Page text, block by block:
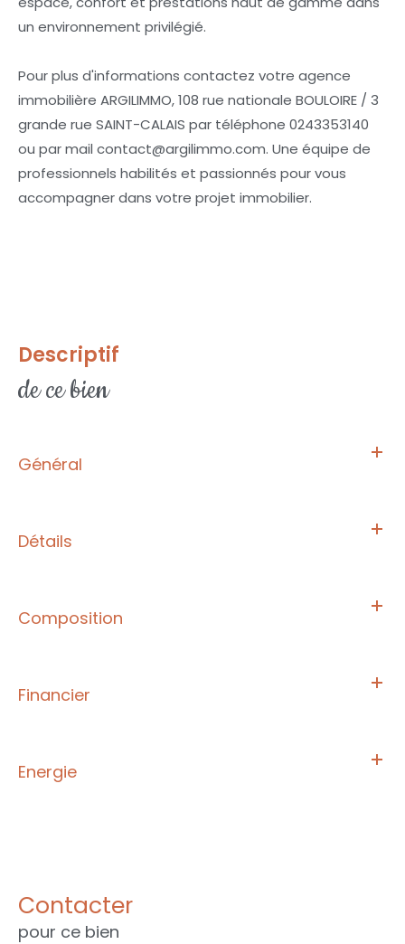
un environnement privilégié.
Pour plus d'informations contactez votre agence
immobilière ARGILIMMO, 108 rue nationale BOULOIRE / 3
grande rue SAINT-CALAIS par téléphone 0243353140
ou par mail contact@argilimmo.com. Une équipe de
professionnels habilités et passionnés pour vous
accompagner dans votre projet immobilier.
descriptif
de ce bien
Général
Détails
Composition
Financier
Energie
Contacter
pour ce bien